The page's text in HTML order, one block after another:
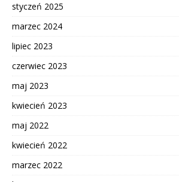
styczeń 2025
marzec 2024
lipiec 2023
czerwiec 2023
maj 2023
kwiecień 2023
maj 2022
kwiecień 2022
marzec 2022